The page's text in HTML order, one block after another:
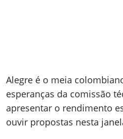
Alegre é o meia
esperanças da comissão
apresentar o rendimento
ouvir propostas nesta